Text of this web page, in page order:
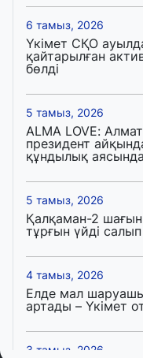
6 тамыз, 2026
Үкімет СҚО
қайтарылған
бөлді
5 тамыз, 2026
ALMA LOVE:
президент
құндылық
5 тамыз, 2026
Қалқаман-2
тұрғын үйді салып
4 тамыз, 2026
Елде мал
артады – Үкімет
3 тамыз, 2026